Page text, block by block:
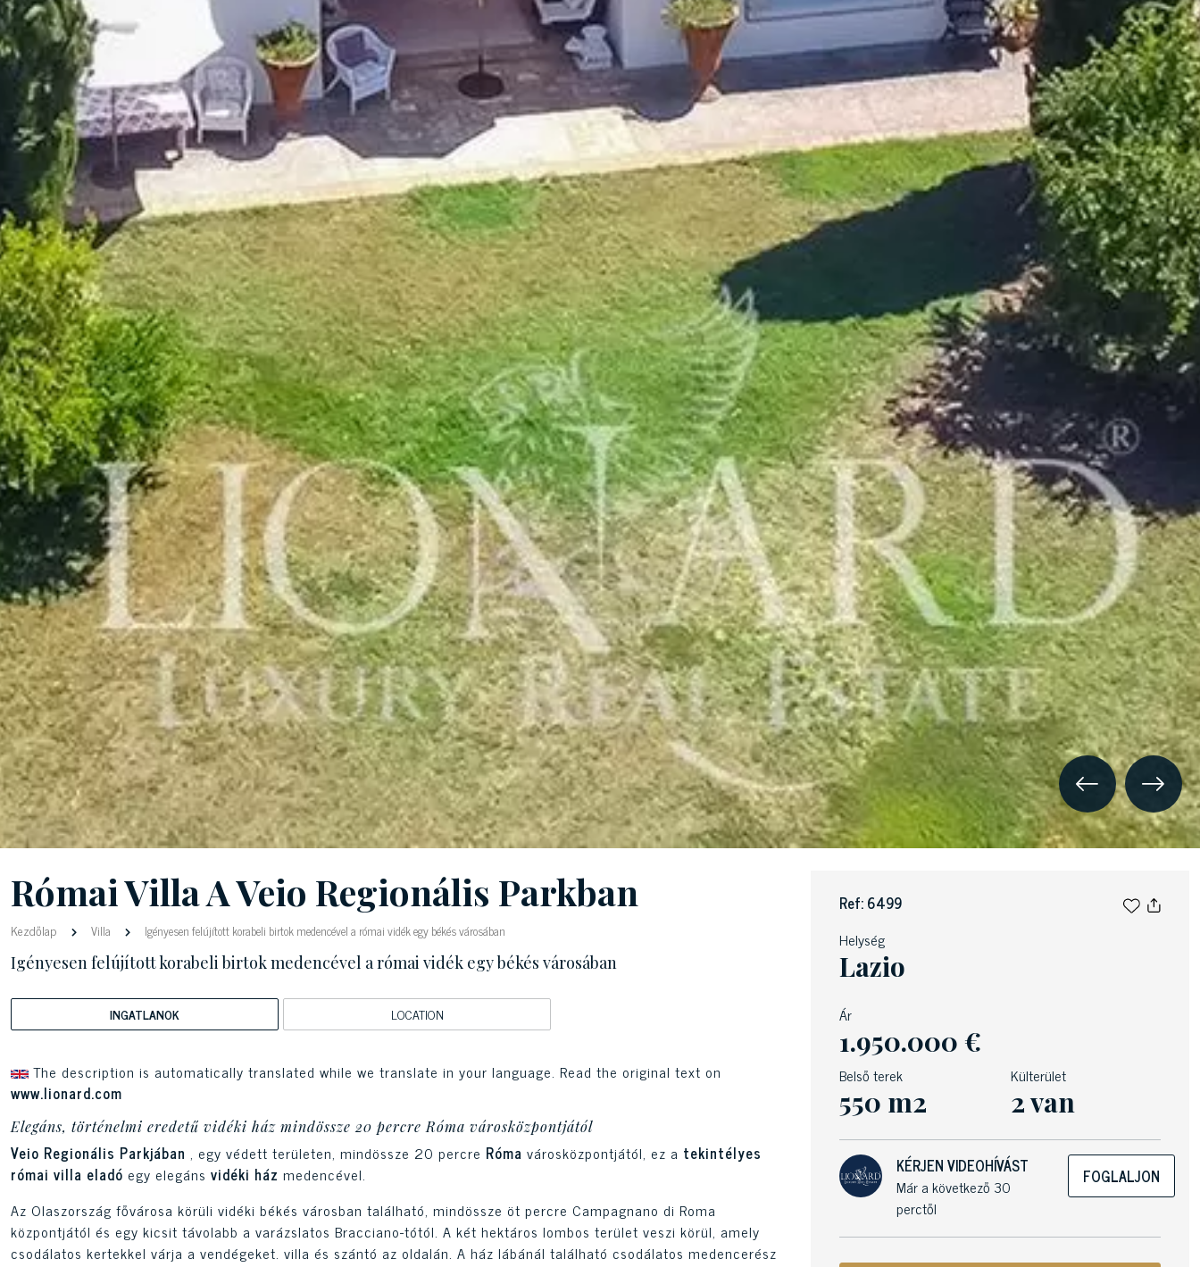
Római Villa A Veio Regionális Parkban
Kezdőlap Villa Igényesen felújított korabeli birtok medencével a római vidék egy békés városában
Igényesen felújított korabeli birtok medencével a római vidék egy békés városában
INGATLANOK LOCATION
The description is automatically translated while we translate in your language. Read the original text on
www.lionard.com
Elegáns, történelmi eredetű vidéki ház mindössze 20 percre Róma városközpontjától
Veio Regionális Parkjában , egy védett területen, mindössze 20 percre Róma városközpontjától, ez a tekintélyes
római villa eladó egy elegáns vidéki ház medencével.
Az Olaszország fővárosa körüli vidéki békés városban található, mindössze öt percre Campagnano di Roma
központjától és egy kicsit távolabb a varázslatos Bracciano-tótól. A két hektáros lombos terület veszi körül, amely
csodálatos kertekkel várja a vendégeket. villa és szántó az oldalán. A ház lábánál található csodálatos medencerész
Ref: 6499
Helység
Lazio
Ár
1.950.000 €
Belső terek
550 m2
Külterület
2 van
KÉRJEN VIDEOHÍVÁST
Már a következő 30
perctől
FOGLALJON